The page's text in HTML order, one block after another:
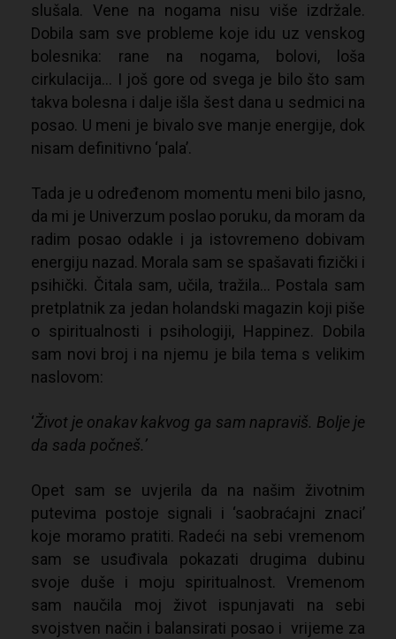
slušala. Vene na nogama nisu više izdržale.
Dobila sam sve probleme koje idu uz venskog
bolesnika: rane na nogama, bolovi, loša
cirkulacija… I još gore od svega je bilo što sam
takva bolesna i dalje išla šest dana u sedmici na
posao. U meni je bivalo sve manje energije, dok
nisam definitivno ‘pala’.
Tada je u određenom momentu meni bilo jasno,
da mi je Univerzum poslao poruku, da moram da
radim posao odakle i ja istovremeno dobivam
energiju nazad. Morala sam se spašavati fizički i
psihički. Čitala sam, učila, tražila… Postala sam
pretplatnik za jedan holandski magazin koji piše
o spiritualnosti i psihologiji, Happinez. Dobila
sam novi broj i na njemu je bila tema s velikim
naslovom:
‘Život je onakav kakvog ga sam napraviš. Bolje je
da sada počneš.’
Opet sam se uvjerila da na našim životnim
putevima postoje signali i ‘saobraćajni znaci’
koje moramo pratiti. Radeći na sebi vremenom
sam se usuđivala pokazati drugima dubinu
svoje duše i moju spiritualnost. Vremenom
sam naučila moj život ispunjavati na sebi
svojstven način i balansirati posao i vrijeme za